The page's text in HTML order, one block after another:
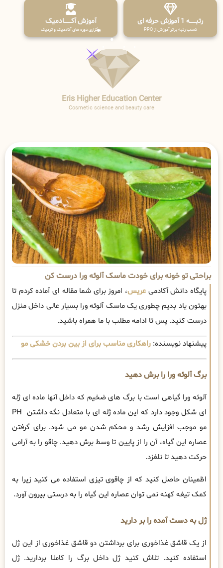
رتبــــــه 1 آموزش حرفه ای
کسب رتبه برتر آموزش از PPQ
آموزش آکـــــــادمیک
برگزاری دوره های آکادمیک و ترمیک
Eris Higher Education Center
Cosmetic science and beauty care
براحتی تو خونه برای خودت ماسک آلوئه ورا درست کن
پایگاه دانش آکادمی عریس، امروز برای شما مقاله ای آماده کردم تا
بهتون یاد بدیم چطوری یک ماسک آلوئه ورا بسیار عالی داخل منزل
درست کنید. پس تا ادامه مطلب با ما همراه باشید.
پیشنهاد نویسنده: راهکاری مناسب برای از بین بردن خشکی مو
برگ آلوئه ورا را برش دهید
آلوئه ورا گیاهی است با برگ های ضخیم که داخل آنها ماده ای ژله
ای شکل وجود دارد که این ماده ژله ای با متعادل نگه داشتن PH
مو موجب افزایش رشد و محکم شدن مو می شود. برای گرفتن
عصاره این گیاه، آن را از پایین تا وسط برش دهید. چاقو را به آرامی
حرکت دهید تا نلغزد.
اظمینان حاصل کنید که از چاقوی تیزی استفاده می کنید زیرا به
کمک تیغه کهنه نمی توان عصاره این گیاه را به درستی بیرون آورد.
ژل به دست آمده را بر دارید
از یک قاشق غذاخوری برای برداشتن دو قاشق غذاخوری از این ژل
استفاده کنید. تلاش کنید ژل داخل برگ را کاملا بردارید. ژل